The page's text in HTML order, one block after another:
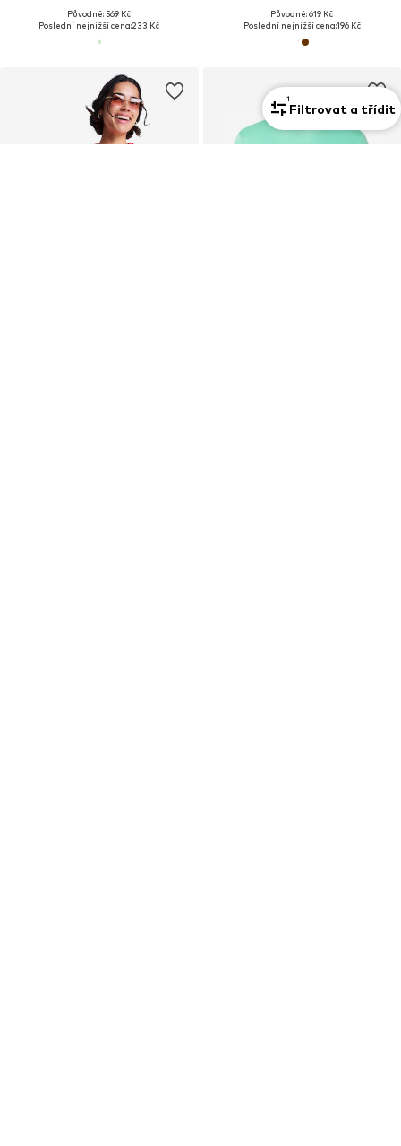
Původně: 569 Kč
Poslední nejnižší cena:233 Kč
Původně: 619 Kč
Poslední nejnižší cena:196 Kč
1
Filtrovat a třídit